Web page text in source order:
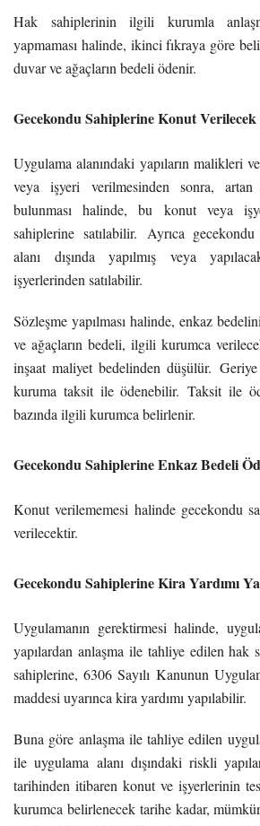
Hak sahiplerinin ilgili kurumla
yapmaması halinde, ikinci fıkraya göre
duvar ve ağaçların bedeli ödenir.
Gecekondu Sahiplerine Konut Verilecek
Uygulama alanındaki yapıların malikleri
veya işyeri verilmesinden sonra,
bulunması halinde, bu konut veya
sahiplerine satılabilir. Ayrıca
alanı dışında yapılmış veya
işyerlerinden satılabilir.
Sözleşme yapılması halinde, enkaz
ve ağaçların bedeli, ilgili kurumca
inşaat maliyet bedelinden düşülür.
kuruma taksit ile ödenebilir. Taksit ile
bazında ilgili kurumca belirlenir.
Gecekondu Sahiplerine Enkaz Bedeli
Konut verilememesi halinde gecekondu
verilecektir.
Gecekondu Sahiplerine Kira Yardımı
Uygulamanın gerektirmesi halinde,
yapılardan anlaşma ile tahliye edilen hak
sahiplerine, 6306 Sayılı Kanunun
maddesi uyarınca kira yardımı yapılabilir.
Buna göre anlaşma ile tahliye edilen
ile uygulama alanı dışındaki riskli
tarihinden itibaren konut ve işyerlerinin
kurumca belirlenecek tarihe kadar,